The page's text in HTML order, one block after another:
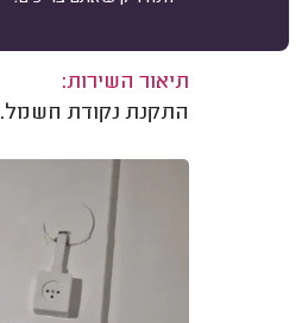
אשרור: 30/11/2025
תיאור השירות:
התקנת נקודת חשמל.